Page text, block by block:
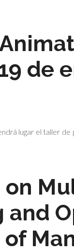
de
lugar el taller
on
and